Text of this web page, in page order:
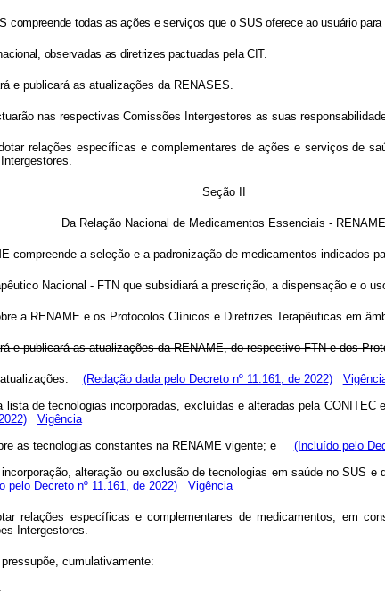
todas as ações e serviços que o SUS oferece ao usuário
observadas as diretrizes pactuadas pela CIT.
e publicará as atualizações da RENASES.
nas respectivas Comissões Intergestores as suas
relações específicas e complementares de ações e serviços de
Seção II
Da Relação Nacional de Medicamentos Essenciais - RENAME
compreende a seleção e a padronização de medicamentos indicados
Nacional - FTN que subsidiará a prescrição, a dispensação e o
a RENAME e os Protocolos Clínicos e Diretrizes Terapêuticas em
e publicará as atualizações da RENAME, do respectivo FTN e dos
atualizações: (Redação dada pelo Decreto nº 11.161, de 2022)
de tecnologias incorporadas, excluídas e alteradas pela
Vigência
as tecnologias constantes na RENAME vigente; e (Incluído pelo
alteração ou exclusão de tecnologias em saúde no SUS
pelo Decreto nº 11.161, de 2022) Vigência
relações específicas e complementares de medicamentos, em
Intergestores.
cumulativamente: